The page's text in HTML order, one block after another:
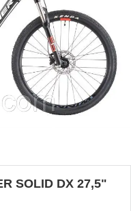
SOLID DX 27,5"